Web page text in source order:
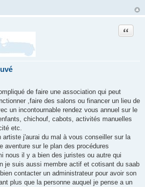
Citation
de faire une association qui peut
,faire des salons ou financer un lieu de
un incontournable rendez vous annuel sur le
chichouf, cabots, activités manuelles
etc.
artiste j'aurai du mal à vous conseiller sur la
aventure sur le plan des procédures
nous il y a bien des juristes ou autre qui
je suis aussi membre actif et cotisant du saab
contacter un administrateur pour avoir son
plus que la personne auquel je pense a un